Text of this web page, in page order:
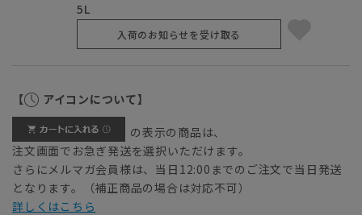
5L
入荷のお知らせを受け取る
【 アイコンについて】
の表示の商品は、
注文画面でお急ぎ発送を選択いただけます。
さらにメルマガ会員様は、当日12:00までのご注文で当日発送
となります。（補正商品の場合は対応不可）
詳しくはこちら